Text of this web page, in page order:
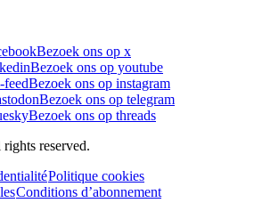
Bezoek ons op x
Bezoek ons op youtube
feedBezoek ons op instagram
Bezoek ons op telegram
Bezoek ons op threads
reserved.
Politique cookies
Conditions d’abonnement